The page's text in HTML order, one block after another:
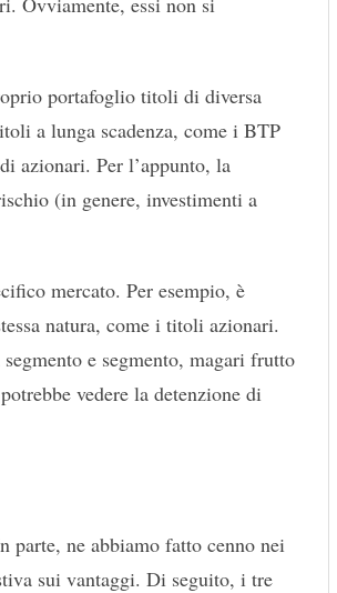
portafoglio titoli di diversa
a lunga scadenza, come i BTP
azionari. Per l’appunto, la
(in genere, investimenti a
mercato. Per esempio, è
natura, come i titoli azionari.
e segmento, magari frutto
vedere la detenzione di
ne abbiamo fatto cenno nei
sui vantaggi. Di seguito, i tre